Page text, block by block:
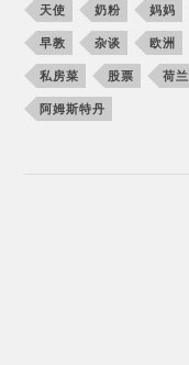
天使 奶粉 妈妈
早教 杂谈 欧洲
私房菜 股票 荷兰
阿姆斯特丹